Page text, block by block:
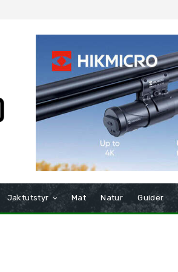
Jaktutstyr Mat Natur Guider